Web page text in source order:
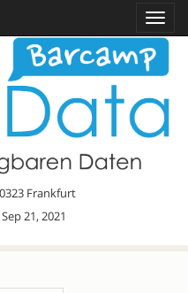
Frankfurt
21, 2021